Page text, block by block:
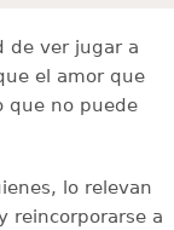
de ver jugar a
el amor que
que no puede
lo relevan
reincorporarse a